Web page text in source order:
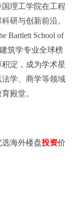
理工学院在工程
研与创新前沿。
Bartlett School of
筑学专业全球榜
淀，成为学术星
学、商学等领域
殿堂。
选海外楼盘投资价